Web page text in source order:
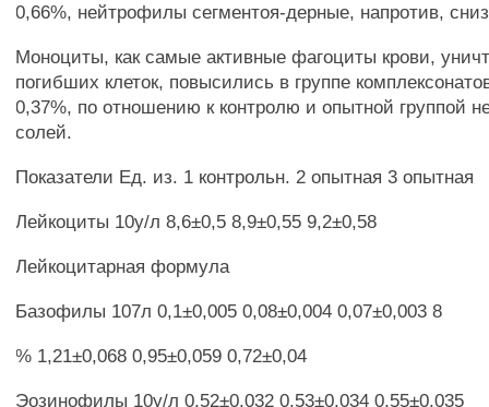
0,66%, нейтрофилы сегментоя-дерные, напротив,
Моноциты, как самые активные фагоциты крови,
погибших клеток, повысились в группе
0,37%, по отношению к контролю и опытной группой
солей.
Показатели Ед. из. 1 контрольн. 2 опытная 3 опытная
Лейкоциты 10у/л 8,6±0,5 8,9±0,55 9,2±0,58
Лейкоцитарная формула
Базофилы 107л 0,1±0,005 0,08±0,004 0,07±0,003 8
% 1,21±0,068 0,95±0,059 0,72±0,04
Эозинофилы 10у/л 0,52±0,032 0,53±0,034 0,55±0,035